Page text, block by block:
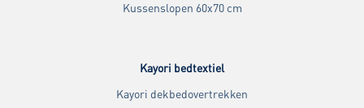
Kussenslopen 60x70 cm
Kayori bedtextiel
Kayori dekbedovertrekken